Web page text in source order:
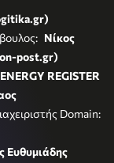
Νίκος
post.gr)
ENERGY REGISTER
Domain:
Ευθυμιάδης